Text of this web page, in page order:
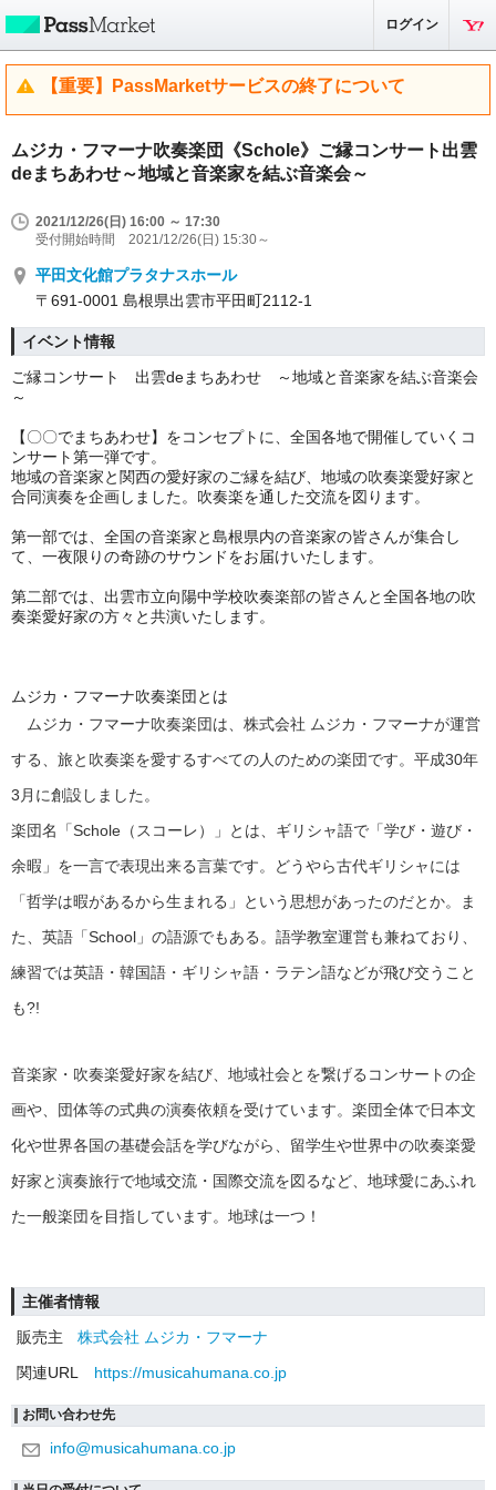
ログイン
【重要】PassMarketサービスの終了について
ムジカ・フマーナ吹奏楽団《Schole》ご縁コンサート出雲
deまちあわせ～地域と音楽家を結ぶ音楽会～
2021/12/26(日) 16:00 ～ 17:30
受付開始時間 2021/12/26(日) 15:30～
平田文化館プラタナスホール
〒691-0001 島根県出雲市平田町2112-1
イベント情報
ご縁コンサート 出雲deまちあわせ ～地域と音楽家を結ぶ音楽会
～
【〇〇でまちあわせ】をコンセプトに、全国各地で開催していくコ
ンサート第一弾です。
地域の音楽家と関西の愛好家のご縁を結び、地域の吹奏楽愛好家と
合同演奏を企画しました。吹奏楽を通した交流を図ります。
第一部では、全国の音楽家と島根県内の音楽家の皆さんが集合し
て、一夜限りの奇跡のサウンドをお届けいたします。
第二部では、出雲市立向陽中学校吹奏楽部の皆さんと全国各地の吹
奏楽愛好家の方々と共演いたします。
ムジカ・フマーナ吹奏楽団とは
ムジカ・フマーナ吹奏楽団は、株式会社 ムジカ・フマーナが運営
する、旅と吹奏楽を愛するすべての人のための楽団です。平成30年
3月に創設しました。
楽団名「Schole（スコーレ）」とは、ギリシャ語で「学び・遊び・
余暇」を一言で表現出来る言葉です。どうやら古代ギリシャには
「哲学は暇があるから生まれる」という思想があったのだとか。ま
た、英語「School」の語源でもある。語学教室運営も兼ねており、
練習では英語・韓国語・ギリシャ語・ラテン語などが飛び交うこと
も?!
音楽家・吹奏楽愛好家を結び、地域社会とを繋げるコンサートの企
画や、団体等の式典の演奏依頼を受けています。楽団全体で日本文
化や世界各国の基礎会話を学びながら、留学生や世界中の吹奏楽愛
好家と演奏旅行で地域交流・国際交流を図るなど、地球愛にあふれ
た一般楽団を目指しています。地球は一つ！
主催者情報
販売主
株式会社 ムジカ・フマーナ
関連URL
https://musicahumana.co.jp
お問い合わせ先
info@musicahumana.co.jp